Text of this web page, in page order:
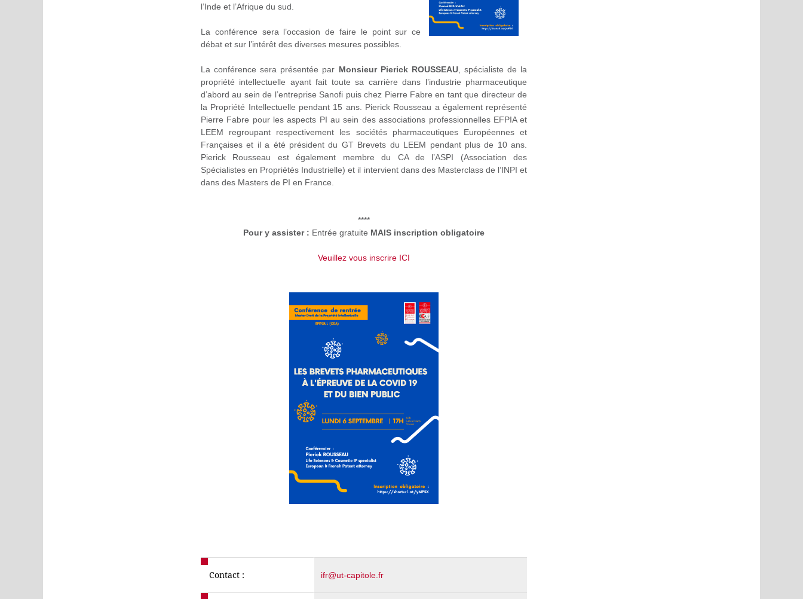
l’Inde et l’Afrique du sud.
La conférence sera l’occasion de faire le point sur ce
débat et sur l’intérêt des diverses mesures possibles.
La conférence sera présentée par Monsieur Pierick ROUSSEAU, spécialiste de la
propriété intellectuelle ayant fait toute sa carrière dans l’industrie pharmaceutique
d’abord au sein de l’entreprise Sanofi puis chez Pierre Fabre en tant que directeur de
la Propriété Intellectuelle pendant 15 ans. Pierick Rousseau a également représenté
Pierre Fabre pour les aspects PI au sein des associations professionnelles EFPIA et
LEEM regroupant respectivement les sociétés pharmaceutiques Européennes et
Françaises et il a été président du GT Brevets du LEEM pendant plus de 10 ans.
Pierick Rousseau est également membre du CA de l’ASPI (Association des
Spécialistes en Propriétés Industrielle) et il intervient dans des Masterclass de l’INPI et
dans des Masters de PI en France.
****
Pour y assister : Entrée gratuite MAIS inscription obligatoire
Veuillez vous inscrire ICI
Contact : ifr@ut-capitole.fr